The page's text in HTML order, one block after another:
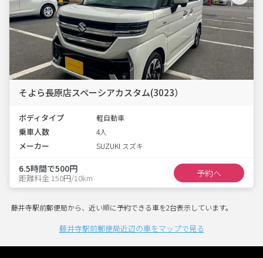
そよら長原店スペーシアカスタム(3023）
ボディタイプ 軽自動車
乗車人数 4人
メーカー SUZUKI スズキ
6.5時間で500円
距離料金 150円/10km 予約へ
藤井寺駅前郵便局から、近い順に予約できる車を2台表示しています。
藤井寺駅前郵便局近辺の車をマップで見る